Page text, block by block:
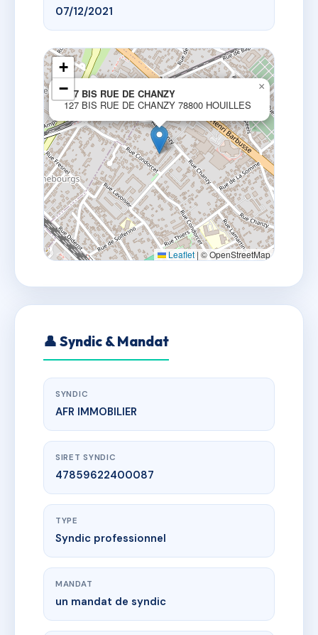
07/12/2021
127 BIS RUE DE CHANZY
127 BIS RUE DE CHANZY 78800 HOUILLES
×
+
−
Leaflet | © OpenStreetMap
👤 Syndic & Mandat
SYNDIC
AFR IMMOBILIER
SIRET SYNDIC
47859622400087
TYPE
Syndic professionnel
MANDAT
un mandat de syndic